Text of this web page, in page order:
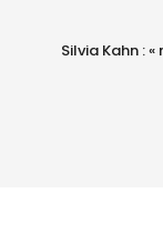
Silvia Kahn :